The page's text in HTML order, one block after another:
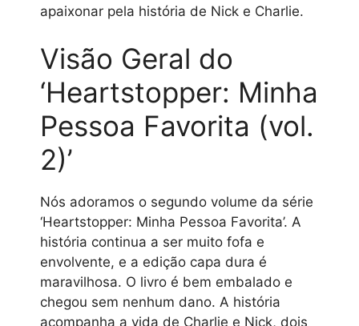
apaixonar pela história de Nick e Charlie.
Visão Geral do
‘Heartstopper: Minha
Pessoa Favorita (vol.
2)’
Nós adoramos o segundo volume da série
‘Heartstopper: Minha Pessoa Favorita’. A
história continua a ser muito fofa e
envolvente, e a edição capa dura é
maravilhosa. O livro é bem embalado e
chegou sem nenhum dano. A história
acompanha a vida de Charlie e Nick, dois